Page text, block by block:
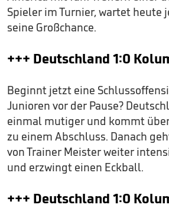
Spieler im Turnier, wartet heute
seine Großchance.
+++ Deutschland 1:0
Beginnt jetzt eine
Junioren vor der Pause?
einmal mutiger und kommt
zu einem Abschluss. Danach
von Trainer Meister weiter
und erzwingt einen Eckball.
+++ Deutschland 1:0